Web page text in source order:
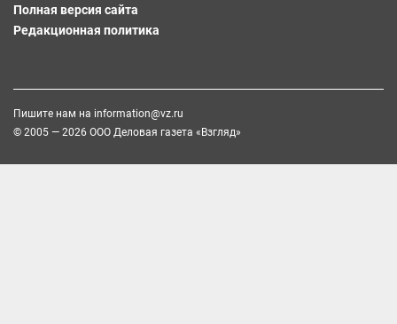
Полная версия сайта
Редакционная политика
Пишите нам на information@vz.ru
© 2005 — 2026 ООО Деловая газета «Взгляд»